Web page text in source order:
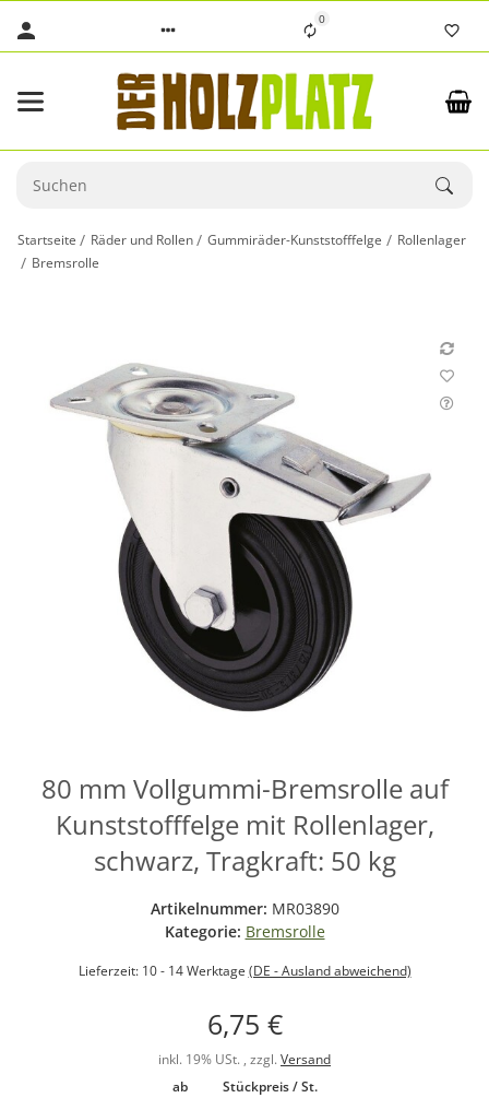
0
Startseite Räder und Rollen Gummiräder-Kunststofffelge
Rollenlager
Bremsrolle
80 mm Vollgummi-Bremsrolle auf
Kunststofffelge mit Rollenlager,
schwarz, Tragkraft: 50 kg
Artikelnummer: MR03890
Kategorie: Bremsrolle
Lieferzeit: 10 - 14 Werktage (DE - Ausland abweichend)
6,75 €
inkl. 19% USt. , zzgl. Versand
ab
Stückpreis / St.